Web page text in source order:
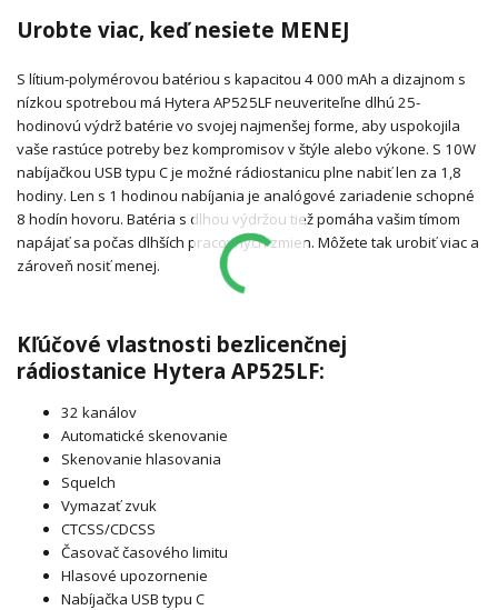
Urobte viac, keď nesiete MENEJ
S lítium-polymérovou batériou s kapacitou 4 000 mAh a dizajnom s
nízkou spotrebou má Hytera AP525LF neuveriteľne dlhú 25-
hodinovú výdrž batérie vo svojej najmenšej forme, aby uspokojila
vaše rastúce potreby bez kompromisov v štýle alebo výkone. S 10W
nabíjačkou USB typu C je možné rádiostanicu plne nabiť len za 1,8
hodiny. Len s 1 hodinou nabíjania je analógové zariadenie schopné
8 hodín hovoru. Batéria s dlhou výdržou tiež pomáha vašim tímom
napájať sa počas dlhších pracovných zmien. Môžete tak urobiť viac a
zároveň nosiť menej.
Kľúčové vlastnosti bezlicenčnej
rádiostanice Hytera AP525LF:
32 kanálov
Automatické skenovanie
Skenovanie hlasovania
Squelch
Vymazať zvuk
CTCSS/CDCSS
Časovač časového limitu
Hlasové upozornenie
Nabíjačka USB typu C